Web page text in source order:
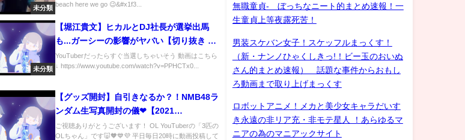
未分類
beach here we go 😉&#x1f3...
未分類
【堀江貴文】ヒカルとDJ社長が選挙出馬
も...ガーシーの影響がヤバい【切り抜き ホ
リエモン 東谷義和 政治 YouTuber 】
YouTuberだったらすぐ当選しちゃいそう 動画はこちら
↓ https://www.youtube.com/watch?v=PPHCTx0...
【グッズ開封】自引きなるか？！NMB48ラ
ンダム生写真開封の儀❤︎【2021
February】
ご視聴ありがとうございます！ OL YouTuberの「3匹の
OLちゃん」です🐷🧡💙💜 平日毎日20時に動画投稿して
無職童貞- ぼっちなニート的まとめ速報！一
生童貞上等夜露死苦！
男装スケバン女子！スケッフルまっくす！
（新・ナンノひゃくしきっ!！ビー玉のおいぬ
さん的まとめ速報） 話題な事件からおもし
ろ動画まで取り上げまっくす
ロボットアニメ！メカと美少女キャラだいす
き永遠の非リア充・非モテ星人 ！あらゆるマ
ニアの為のマニアックサイト